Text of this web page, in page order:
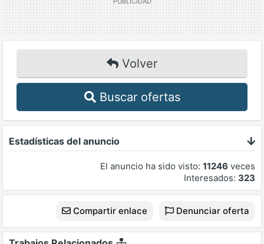
Volver
Buscar ofertas
Estadísticas del anuncio
El anuncio ha sido visto: 11246 veces
Interesados: 323
Compartir enlace Denunciar oferta